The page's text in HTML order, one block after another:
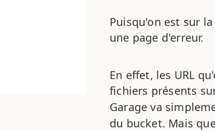
Puisqu'on est sur
une page d'erreur.
En effet, les URL
fichiers présents
Garage va
du bucket. Mais